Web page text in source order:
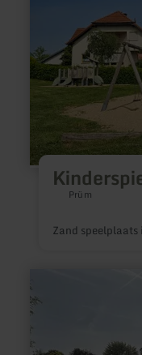
Prüm
Zand
informatie
over:
Kinderspielplatz